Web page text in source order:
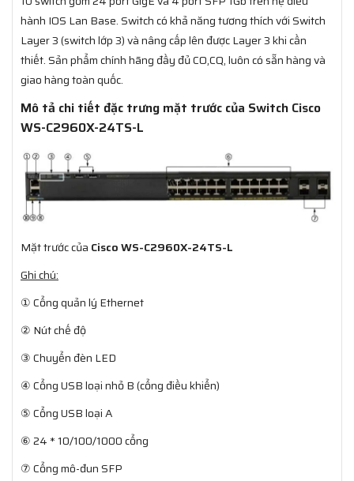
hành IOS Lan Base. Switch có khả năng tương thích với Switch
Layer 3 (switch lớp 3) và nâng cấp lên được Layer 3 khi cần
thiết. Sản phẩm chính hãng đầy đủ CO,CQ, luôn có sẵn hàng và
giao hàng toàn quốc.
Mô tả chi tiết đặc trưng mặt trước của Switch Cisco
WS-C2960X-24TS-L
Mặt trước của Cisco WS-C2960X-24TS-L​
Ghi chú:
① Cổng quản lý Ethernet
② Nút chế độ
③ Chuyển đèn LED
④ Cổng USB loại nhỏ B (cổng điều khiển)
⑤ Cổng USB loại A
⑥ 24 * 10/100/1000 cổng
⑦ Cổng mô-đun SFP